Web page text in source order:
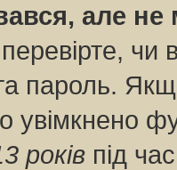
але
чи
пароль.
увімкнено
років під